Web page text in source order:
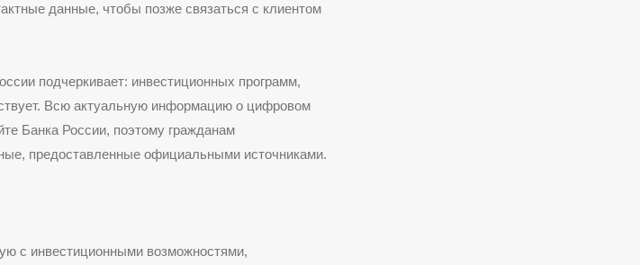
данные, чтобы позже связаться с клиентом
подчеркивает: инвестиционных программ,
Всю актуальную информацию о цифровом
Банка России, поэтому гражданам
предоставленные официальными источниками.
с инвестиционными возможностями,